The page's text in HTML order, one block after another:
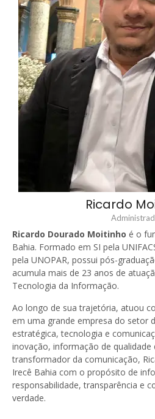
Ricardo
Ricardo Dourado Moitinho é o
Bahia. Formado em SI pela
pela UNOPAR, possui pós-
acumula mais de 23 anos de
Tecnologia da Informação.
Ao longo de sua trajetória, atuou
em uma grande empresa do setor
estratégica, tecnologia e
inovação, informação de qualidade
transformador da comunicação,
Irecê Bahia com o propósito de
responsabilidade, transparência e
verdade.